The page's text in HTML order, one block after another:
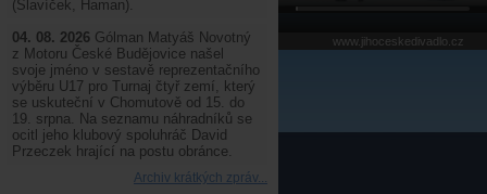
www.jihoceskedivadlo.cz
(Slavíček, Haman).
04. 08. 2026 Gólman Matyáš Novotný
z Motoru České Budějovice našel
svoje jméno v sestavě reprezentačního
výběru U17 pro Turnaj čtyř zemí, který
se uskuteční v Chomutově od 15. do
19. srpna. Na seznamu náhradníků se
ocitl jeho klubový spoluhráč David
Przeczek hrající na postu obránce.
Archiv krátkých zpráv...